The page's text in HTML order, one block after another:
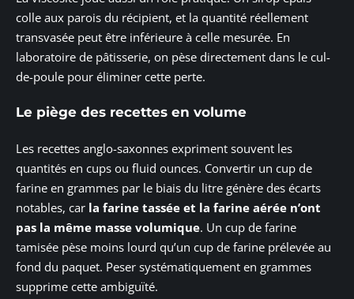
colle aux parois du récipient, et la quantité réellement
transvasée peut être inférieure à celle mesurée. En
laboratoire de pâtisserie, on pèse directement dans le cul-
de-poule pour éliminer cette perte.
Le piège des recettes en volume
Les recettes anglo-saxonnes expriment souvent les
quantités en cups ou fluid ounces. Convertir un cup de
farine en grammes par le biais du litre génère des écarts
notables, car la farine tassée et la farine aérée n’ont
pas la même masse volumique. Un cup de farine
tamisée pèse moins lourd qu’un cup de farine prélevée au
fond du paquet. Peser systématiquement en grammes
supprime cette ambiguïté.